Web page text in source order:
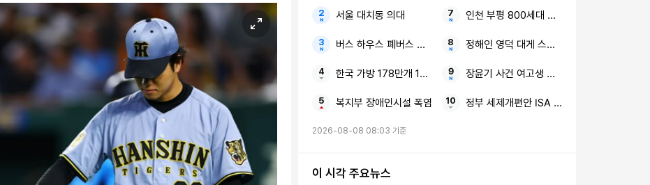
서울 대치동 의대
버스 하우스 폐버스 청년 주거 공간
한국 가방 178만개 1년 반
복지부 장애인시설 폭염
인천 부평 800세대 아파트 정전
정해인 영덕 대게 스태프 100명
장윤기 사건 여고생 고교생
정부 세제개편안 ISA 주가누르기안
2026-08-08 08:03 기준
이 시각 주요뉴스